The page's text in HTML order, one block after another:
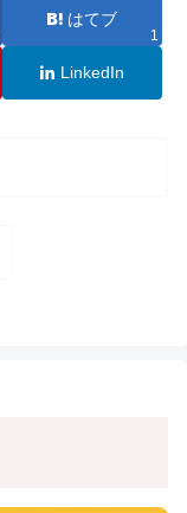
はてブ
1
LinkedIn